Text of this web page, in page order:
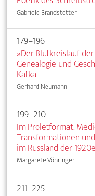
Gabriele Brandstetter
179–196
»Der Blutkreislauf der
Genealogie und
Kafka
Gerhard Neumann
199–210
Im Proletformat.
Transformationen
im Russland der
Margarete Vöhringer
211–225